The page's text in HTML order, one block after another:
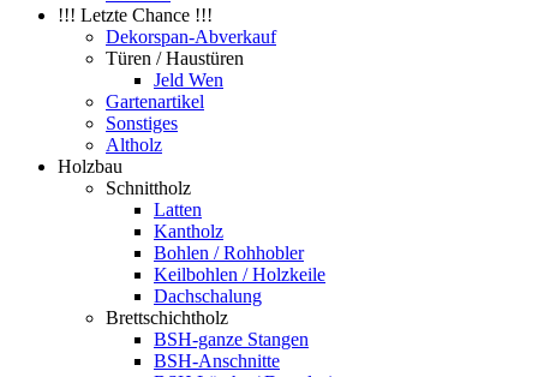
!!! Letzte Chance !!!
Dekorspan-Abverkauf
Türen / Haustüren
Jeld Wen
Gartenartikel
Sonstiges
Altholz
Holzbau
Schnittholz
Latten
Kantholz
Bohlen / Rohhobler
Keilbohlen / Holzkeile
Dachschalung
Brettschichtholz
BSH-ganze Stangen
BSH-Anschnitte